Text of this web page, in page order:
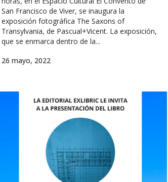
San Francisco de Viver, se inaugura la
exposición fotográfica The Saxons of
Transylvania, de Pascual+Vicent. La exposición,
que se enmarca dentro de la...
26 mayo, 2022